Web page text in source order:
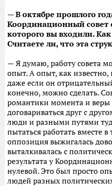
— В октябре прошлого
Координационный совет
которого вы входили.
Считаете ли, что эта
— Я думаю, работу совета
опыт. А опыт, как известно,
даже если он
конечно, можно сделать.
романтики момента и веры
договариваться друг с
люди и разными путями
пытаться работать вместе
оппозиция выжигалась
выталкивалась с
результата у
нулевой. Это был просто
людей разных